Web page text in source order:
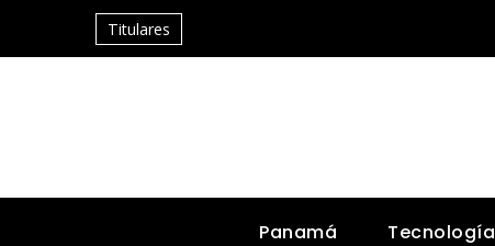
Titulares
Panamá Tecnología